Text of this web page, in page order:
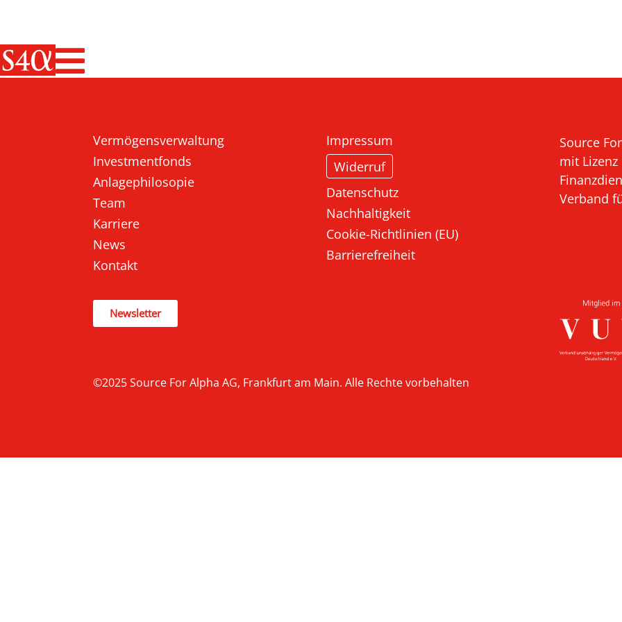
Haupt-Navigation öffnen
Vermögensverwaltung
Investmentfonds
Anlagephilosopie
Team
Karriere
News
Kontakt
Impressum
Widerruf
Datenschutz
Nachhaltigkeit
Cookie-Richtlinien (EU)
Barrierefreiheit
Source
mit
Verband
Newsletter
©2025 Source For Alpha AG, Frankfurt am Main. Alle Rechte vorbehalten